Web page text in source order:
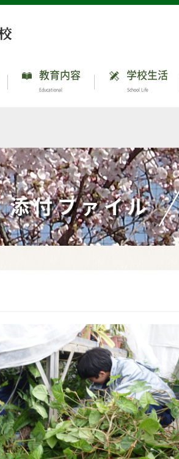
教育内容
Educational
学校生活
School Life
添付ファイル